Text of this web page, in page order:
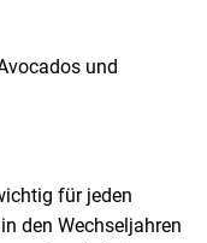
und
für jeden
den Wechseljahren